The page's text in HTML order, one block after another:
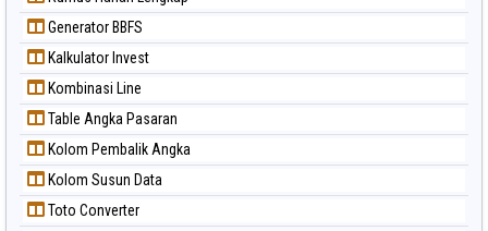
Generator BBFS
Kalkulator Invest
Kombinasi Line
Table Angka Pasaran
Kolom Pembalik Angka
Kolom Susun Data
Toto Converter